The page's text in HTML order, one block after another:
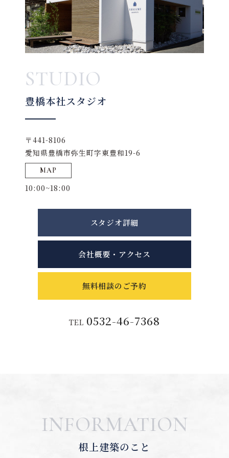
STUDIO
豊橋本社スタジオ
〒441-8106
愛知県豊橋市弥生町字東豊和19-6
MAP
10:00~18:00
スタジオ詳細
会社概要・アクセス
無料相談のご予約
TEL 0532-46-7368
INFORMATION
根上建築のこと